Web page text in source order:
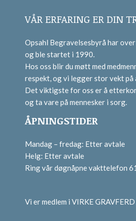
VÅR ERFARING ER DIN
Opsahl Begravelsesbyrå har
og ble startet i 1990.
Hos oss blir du møtt med
respekt, og vi legger stor vekt på
Det viktigste for oss er å
og ta vare på mennesker i sorg.
ÅPNINGSTIDER
Mandag – fredag: Etter avtale
Helg: Etter avtale
Ring vår døgnåpne vakttelefon
Vi er medlem i VIRKE GRAVFERD